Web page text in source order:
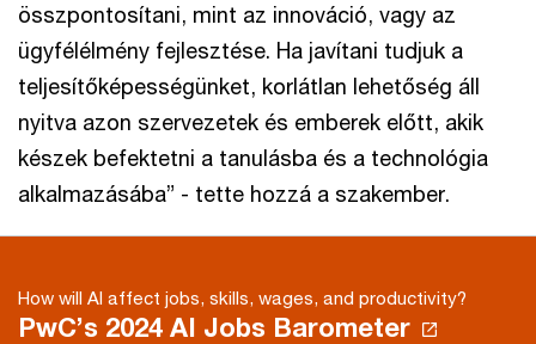
összpontosítani, mint az innováció, vagy az
ügyfélélmény fejlesztése. Ha javítani tudjuk a
teljesítőképességünket, korlátlan lehetőség áll
nyitva azon szervezetek és emberek előtt, akik
készek befektetni a tanulásba és a technológia
alkalmazásába” - tette hozzá a szakember.
How will AI affect jobs, skills, wages, and productivity?
PwC’s 2024 AI Jobs Barometer